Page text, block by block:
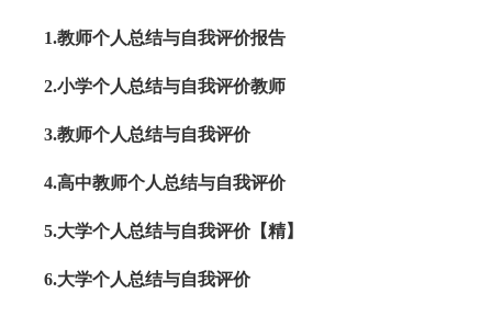
1.教师个人总结与自我评价报告
2.小学个人总结与自我评价教师
3.教师个人总结与自我评价
4.高中教师个人总结与自我评价
5.大学个人总结与自我评价【精】
6.大学个人总结与自我评价